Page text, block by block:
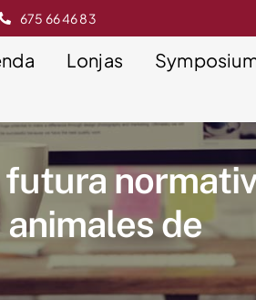
675 66 46 83
Lonjas
futura
de